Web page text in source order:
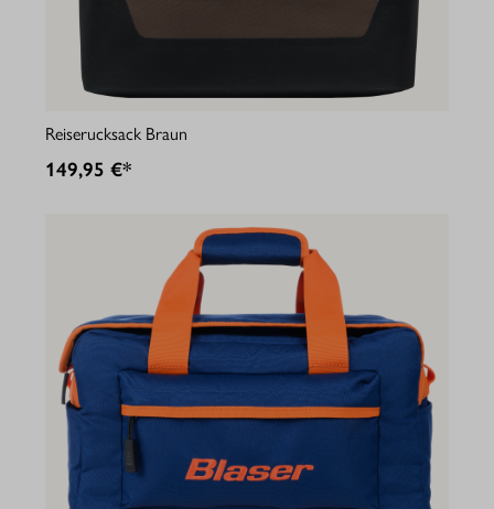
Reiserucksack Braun
149,95 €*